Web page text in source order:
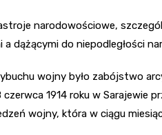
narodowościowe,
dążącymi do niepodległości
wojny było zabójstwo
1914 roku w Sarajewie
wojny, która w ciągu